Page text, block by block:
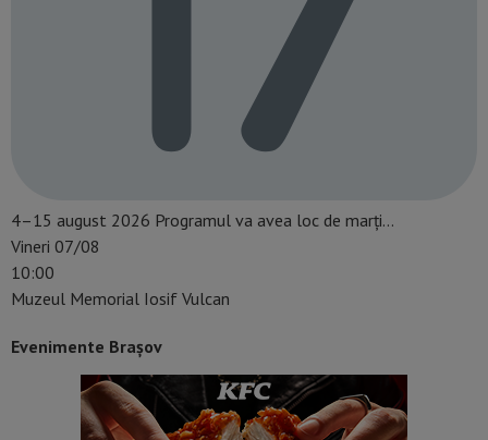
4–15 august 2026 Programul va avea loc de marți…
Vineri 07/08
10:00
Muzeul Memorial Iosif Vulcan
Evenimente Brașov